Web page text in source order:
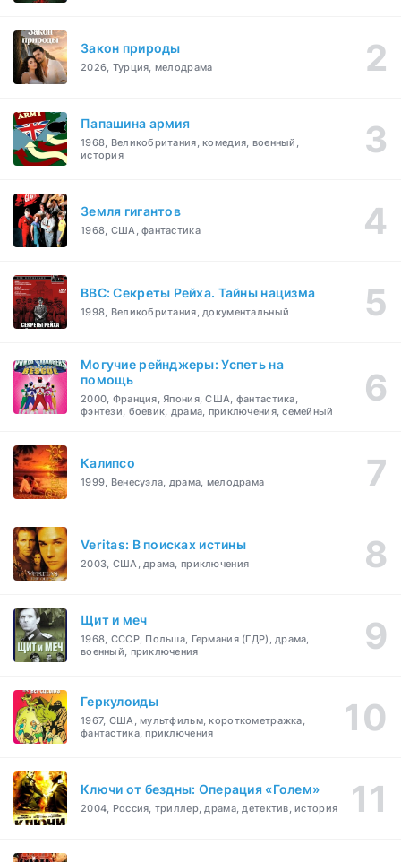
Закон природы
2026, Турция, мелодрама
Папашина армия
1968, Великобритания, комедия, военный,
история
Земля гигантов
1968, США, фантастика
BBC: Секреты Рейха. Тайны нацизма
1998, Великобритания, документальный
Могучие рейнджеры: Успеть на
помощь
2000, Франция, Япония, США, фантастика,
фэнтези, боевик, драма, приключения, семейный
Калипсо
1999, Венесуэла, драма, мелодрама
Veritas: В поисках истины
2003, США, драма, приключения
Щит и меч
1968, СССР, Польша, Германия (ГДР), драма,
военный, приключения
Геркулоиды
1967, США, мультфильм, короткометражка,
фантастика, приключения
Ключи от бездны: Операция «Голем»
2004, Россия, триллер, драма, детектив, история